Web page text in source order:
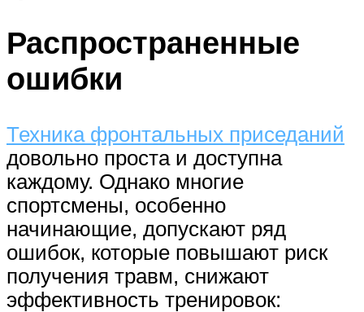
Распространенные
ошибки
Техника фронтальных приседаний
довольно проста и доступна
каждому. Однако многие
спортсмены, особенно
начинающие, допускают ряд
ошибок, которые повышают риск
получения травм, снижают
эффективность тренировок: